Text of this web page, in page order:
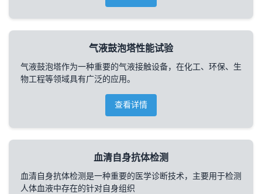
气液鼓泡塔性能试验
气液鼓泡塔作为一种重要的气液接触设备，在化工、环保、生
物工程等领域具有广泛的应用。
查看详情
血清自身抗体检测
血清自身抗体检测是一种重要的医学诊断技术，主要用于检测
人体血液中存在的针对自身组织